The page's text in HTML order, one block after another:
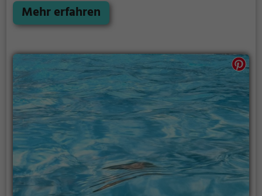
ist das Bödelibad Interlaken genau die richtige
Adresse.
Mehr erfahren